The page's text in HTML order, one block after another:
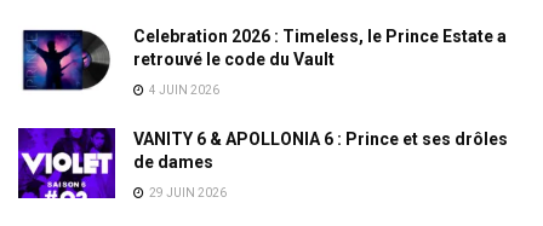
Celebration 2026 : Timeless, le Prince Estate a
retrouvé le code du Vault
4 JUIN 2026
VANITY 6 & APOLLONIA 6 : Prince et ses drôles
de dames
29 JUIN 2026